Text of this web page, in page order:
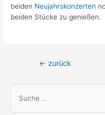
beiden Neujahrskonzerten
beiden Stücke zu genießen.
Beitragsnavigation
← zurück